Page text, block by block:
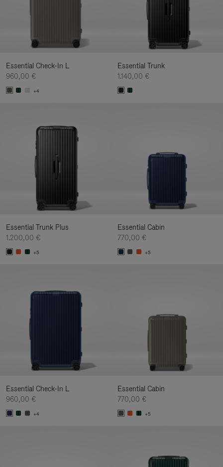
Essential Check-In L
960,00 €
+4
Essential Trunk
1.140,00 €
Essential Trunk Plus
1.200,00 €
+5
Essential Cabin
770,00 €
+5
Essential Check-In L
960,00 €
+4
Essential Cabin
770,00 €
+5